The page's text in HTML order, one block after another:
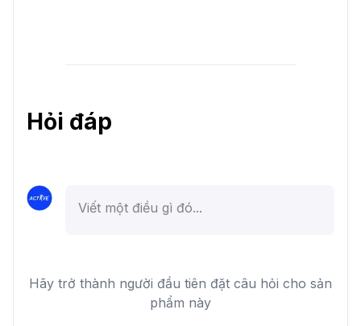
Hỏi đáp
Hãy trở thành người đầu tiên đặt câu hỏi cho sản
phẩm này